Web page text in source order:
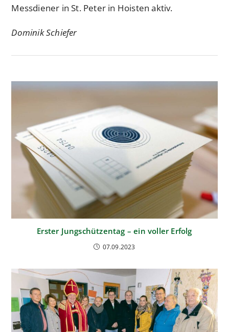
Messdiener in St. Peter in Hoisten aktiv.
Dominik Schiefer
Erster Jungschützentag – ein voller Erfolg
07.09.2023